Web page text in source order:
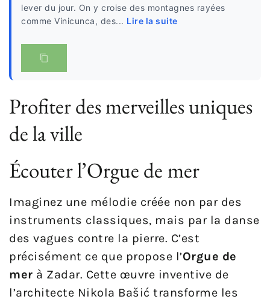
lever du jour. On y croise des montagnes rayées
comme Vinicunca, des... Lire la suite
Profiter des merveilles uniques
de la ville
Écouter l’Orgue de mer
Imaginez une mélodie créée non par des
instruments classiques, mais par la danse
des vagues contre la pierre. C’est
précisément ce que propose l’Orgue de
mer à Zadar. Cette œuvre inventive de
l’architecte Nikola Bašić transforme les